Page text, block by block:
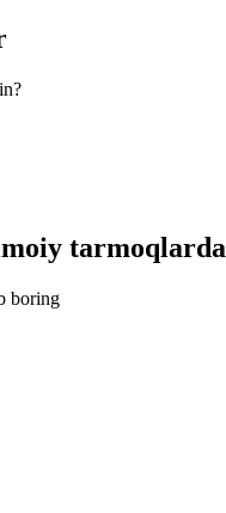
tarmoqlarda
boring